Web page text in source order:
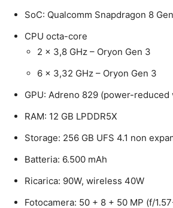
SoC: Qualcomm Snapdragon 8
CPU octa-core
2 x 3,8 GHz – Oryon Gen 3
6 x 3,32 GHz – Oryon Gen 3
GPU: Adreno 829 (power-
RAM: 12 GB LPDDR5X
Storage: 256 GB UFS 4.1 non
Batteria: 6.500 mAh
Ricarica: 90W, wireless 40W
Fotocamera: 50 + 8 + 50 MP (f/